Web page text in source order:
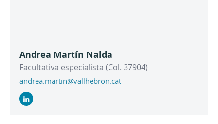
Andrea Martín Nalda
Facultativa especialista (Col. 37904)
andrea.martin@vallhebron.cat